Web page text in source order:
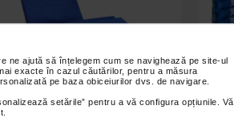
ne ajută să înțelegem cum se navighează pe site-ul
exacte în cazul căutărilor, pentru a măsura
pe baza obiceiurilor dvs. de navigare.
setările” pentru a vă configura opțiunile. Vă